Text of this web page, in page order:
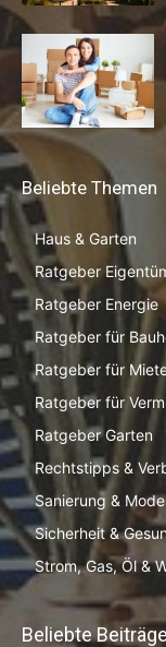
Beliebte Themen
Haus & Garten
Ratgeber
Ratgeber Energie
Ratgeber für
Ratgeber für
Ratgeber für
Ratgeber Garten
Rechtstipps &
Sanierung &
Sicherheit &
Strom, Gas, Öl &
Beliebte Beiträge